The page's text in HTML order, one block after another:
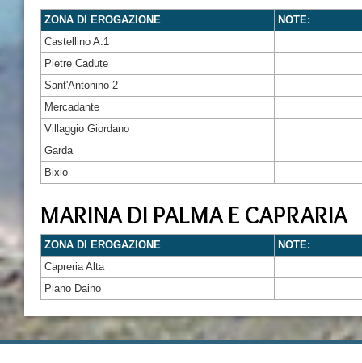
ZONA DI EROGAZIONE
NOTE:
Castellino A.1
Pietre Cadute
Sant'Antonino 2
Mercadante
Villaggio Giordano
Garda
Bixio
MARINA DI PALMA E CAPRARIA
ZONA DI EROGAZIONE
NOTE:
Capreria Alta
Piano Daino